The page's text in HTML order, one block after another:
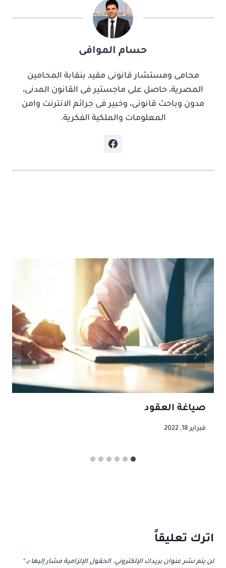
حسام الموافى
محامى ومستشار قانونى مقيد بنقابة المحامين
المصرية، حاصل على ماجستير فى القانون المدنى،
مدون وباحث قانونى، وخبير فى جرائم الانترنت وامن
المعلومات والملكية الفكرية.
صياغة العقود
فبراير 18, 2022
اترك تعليقاً
لن يتم نشر عنوان بريدك الإلكتروني. الحقول الإلزامية مشار إليها بـ*